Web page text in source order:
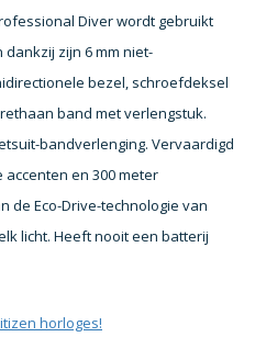
Diver wordt gebruikt
zijn 6 mm niet-
bezel, schroefdeksel
band met verlengstuk.
bandverlenging. Vervaardigd
en 300 meter
de Eco-Drive-technologie van
licht. Heeft nooit een batterij
horloges!